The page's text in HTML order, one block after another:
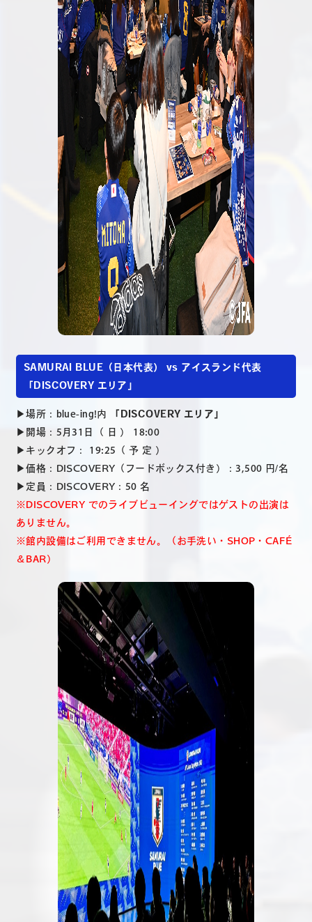
SAMURAI BLUE（日本代表） vs アイスランド代表
「DISCOVERY エリア」
▶︎場所：blue-ing!内
「DISCOVERY エリア」
▶︎開場：5月31日（ 日 ） 18:00
▶︎キックオフ： 19:25（ 予 定 ）
▶︎価格：DISCOVERY（フードボックス付き）：3,500 円/名
▶︎定員：DISCOVERY：50 名
※DISCOVERY でのライブビューイングではゲストの出演は
ありません。
※館内設備はご利用できません。（お手洗い・SHOP・CAFÉ
＆BAR）